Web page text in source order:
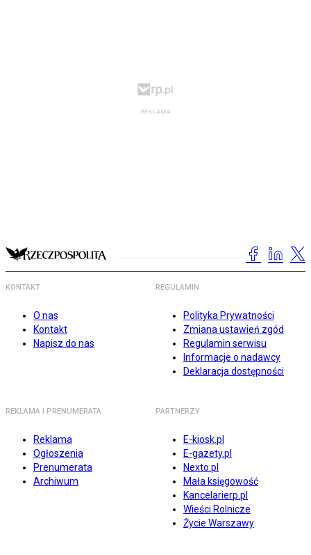
KONTAKT
O nas
Kontakt
Napisz do nas
REGULAMIN
Polityka Prywatności
Zmiana ustawień zgód
Regulamin serwisu
Informacje o nadawcy
Deklaracja dostępności
REKLAMA I PRENUMERATA
Reklama
Ogłoszenia
Prenumerata
Archiwum
PARTNERZY
E-kiosk.pl
E-gazety.pl
Nexto.pl
Mała księgowość
Kancelarierp.pl
Wieści Rolnicze
Życie Warszawy